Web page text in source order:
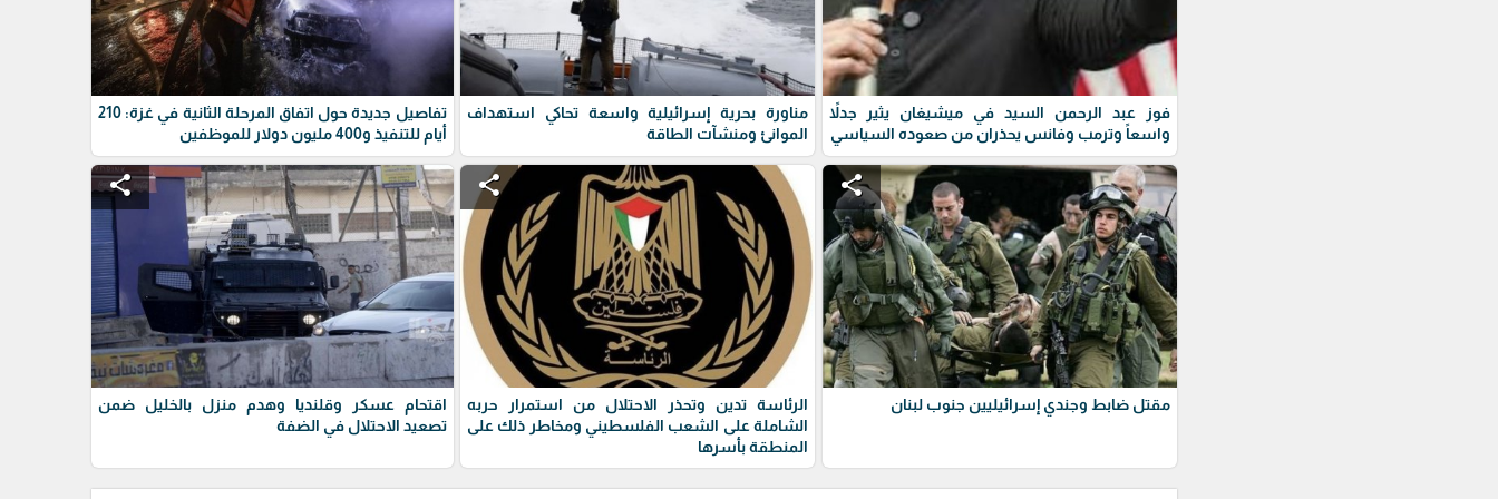
فوز عبد الرحمن السيد في ميشيغان يثير جدلاً
واسعاً وترمب وفانس يحذران من صعوده السياسي
مناورة بحرية إسرائيلية واسعة تحاكي استهداف
الموانئ ومنشآت الطاقة
تفاصيل جديدة حول اتفاق المرحلة الثانية في غزة: 210
أيام للتنفيذ و400 مليون دولار للموظفين
share
مقتل ضابط وجندي إسرائيليين جنوب لبنان
share
الرئاسة تدين وتحذر الاحتلال من استمرار حربه
الشاملة على الشعب الفلسطيني ومخاطر ذلك على
المنطقة بأسرها
share
اقتحام عسكر وقلنديا وهدم منزل بالخليل ضمن
تصعيد الاحتلال في الضفة